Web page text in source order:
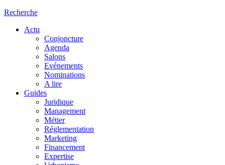
Recherche
Actu
Conjoncture
Agenda
Salons
Evénements
Nominations
A lire
Guides
Juridique
Management
Métier
Réglementation
Marketing
Financement
Expertise